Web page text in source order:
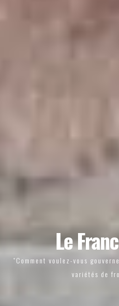
Le
"Comment voulez-vous
variétés de